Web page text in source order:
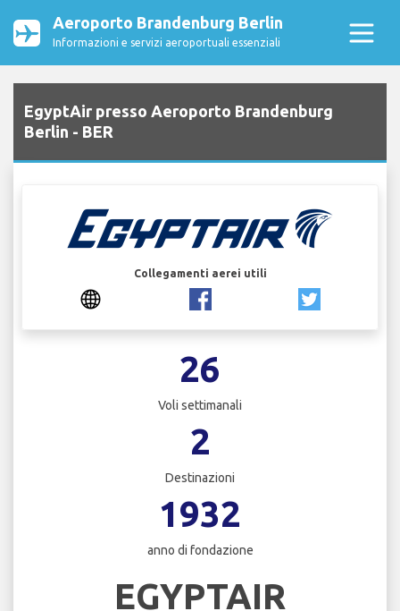
Aeroporto Brandenburg Berlin
Informazioni e servizi aeroportuali essenziali
EgyptAir presso Aeroporto Brandenburg
Berlin - BER
Collegamenti aerei utili
26
Voli settimanali
2
Destinazioni
1932
anno di fondazione
EGYPTAIR